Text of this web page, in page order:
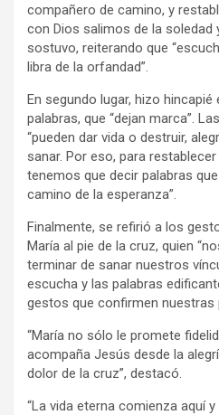
compañero de camino, y
con Dios salimos de la soledad
sostuvo, reiterando que
libra de la orfandad”.
En segundo lugar, hizo
palabras, que “dejan marca”.
“pueden dar vida o destruir,
sanar. Por eso, para
tenemos que decir palabras
camino de la esperanza”.
Finalmente, se refirió a los
María al pie de la cruz, quien
terminar de sanar nuestros
escucha y las palabras
gestos que confirmen nuestras
“María no sólo le promete
acompaña Jesús desde la
dolor de la cruz”, destacó.
“La vida eterna comienza aquí